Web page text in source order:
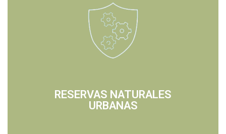
RESERVAS NATURALES
URBANAS